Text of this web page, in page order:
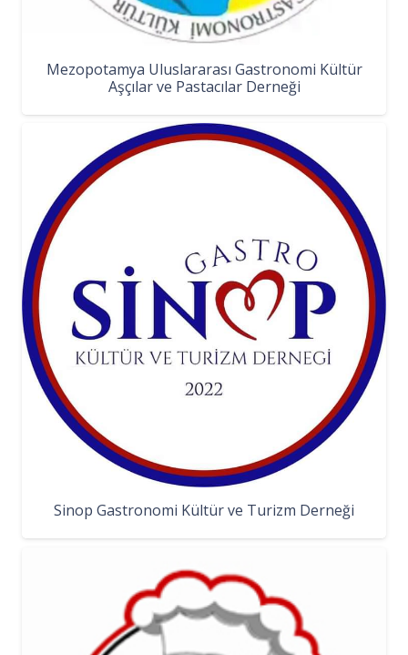
Mezopotamya Uluslararası Gastronomi Kültür
Aşçılar ve Pastacılar Derneği
Sinop Gastronomi Kültür ve Turizm Derneği